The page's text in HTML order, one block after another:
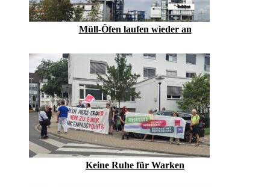
Müll-Öfen laufen wieder an
Keine Ruhe für Warken